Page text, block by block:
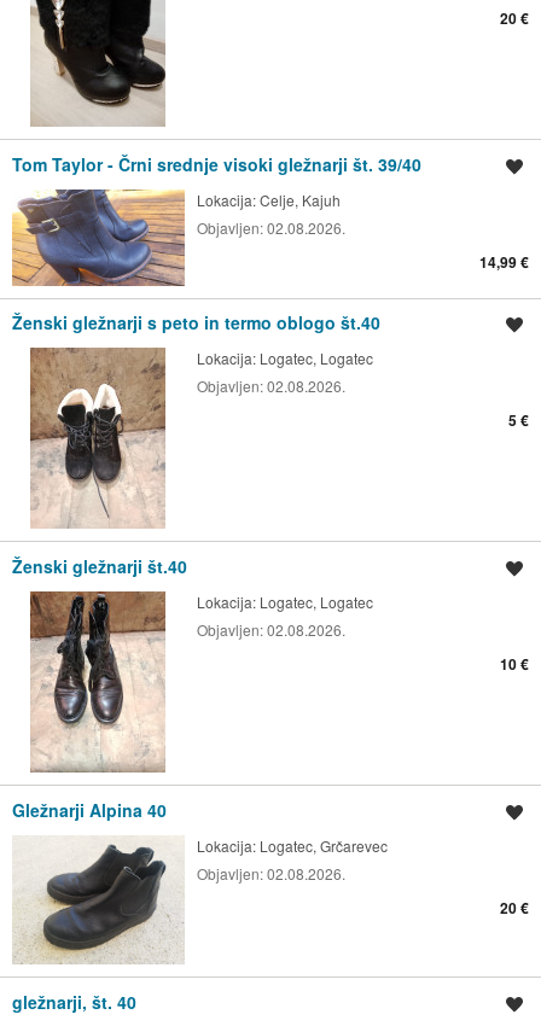
20 €
Tom Taylor - Črni srednje visoki gležnarji št. 39/40
Lokacija:Celje, Kajuh
Objavljen:02.08.2026.
14,99 €
Ženski gležnarji s peto in termo oblogo št.40
Lokacija: Logatec, Logatec
Objavljen:02.08.2026.
5 €
Ženski gležnarji št.40
Lokacija: Logatec, Logatec
Objavljen:02.08.2026.
10 €
Gležnarji Alpina 40
Lokacija: Logatec, Grčarevec
Objavljen:02.08.2026.
20 €
gležnarji, št. 40